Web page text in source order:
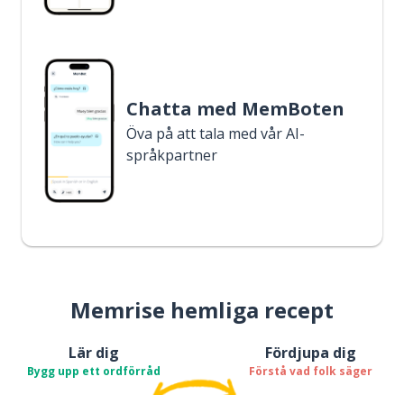
Chatta med MemBoten
Öva på att tala med vår AI-
språkpartner
Memrise hemliga recept
Lär dig
Bygg upp ett ordförråd
Fördjupa dig
Förstå vad folk säger